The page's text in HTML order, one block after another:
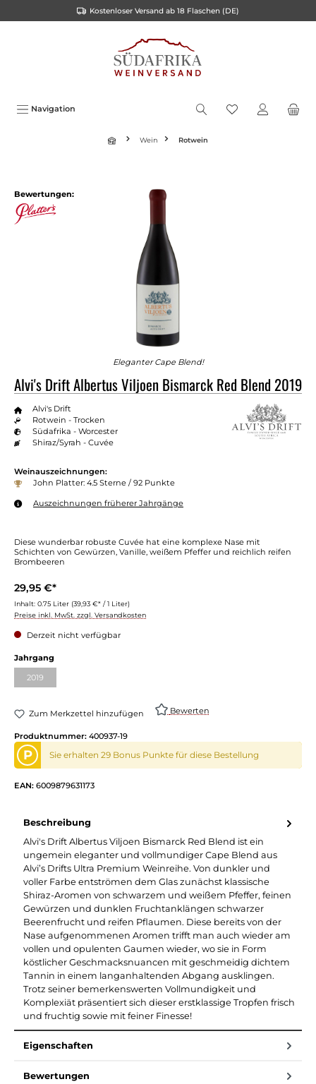
Kostenloser Versand ab 18 Flaschen (DE)
Navigation
Wein Rotwein
Bewertungen:
Eleganter Cape Blend!
Alvi's Drift Albertus Viljoen Bismarck Red Blend 2019
Alvi's Drift
Rotwein - Trocken
Südafrika - Worcester
Shiraz/Syrah - Cuvée
Weinauszeichnungen:
John Platter: 4.5 Sterne / 92 Punkte
Auszeichnungen früherer Jahrgänge
Diese wunderbar robuste Cuvée hat eine komplexe Nase mit
Schichten von Gewürzen, Vanille, weißem Pfeffer und reichlich reifen
Brombeeren
29,95 €*
Inhalt: 0.75 Liter (39,93 €* / 1 Liter)
Preise inkl. MwSt. zzgl. Versandkosten
Derzeit nicht verfügbar
Jahrgang
2019
Zum Merkzettel hinzufügen Bewerten
Produktnummer: 400937-19
P Sie erhalten 29 Bonus Punkte für diese Bestellung
EAN: 6009879631173
Beschreibung
Alvi's Drift Albertus Viljoen Bismarck Red Blend ist ein
ungemein eleganter und vollmundiger Cape Blend aus
Alvi’s Drifts Ultra Premium Weinreihe. Von dunkler und
voller Farbe entströmen dem Glas zunächst klassische
Shiraz-Aromen von schwarzem und weißem Pfeffer, feinen
Gewürzen und dunklen Fruchtanklängen schwarzer
Beerenfrucht und reifen Pflaumen. Diese bereits von der
Nase aufgenommenen Aromen trifft man auch wieder am
vollen und opulenten Gaumen wieder, wo sie in Form
köstlicher Geschmacksnuancen mit geschmeidig dichtem
Tannin in einem langanhaltenden Abgang ausklingen.
Trotz seiner bemerkenswerten Vollmundigkeit und
Komplexiät präsentiert sich dieser erstklassige Tropfen frisch
und fruchtig sowie mit feiner Finesse!
Eigenschaften
Bewertungen